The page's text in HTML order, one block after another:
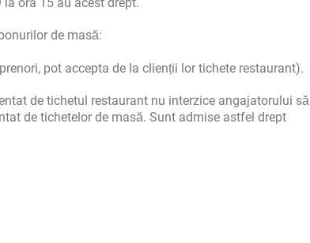
de masă:
pot accepta de la clienții lor tichete restaurant).
de tichetul restaurant nu interzice angajatorului să
de tichetelor de masă. Sunt admise astfel drept